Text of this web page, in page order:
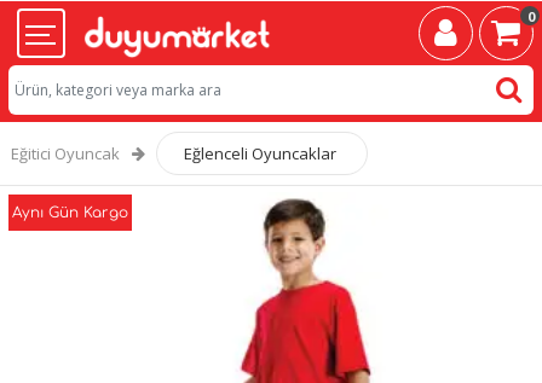
0
Eğitici Oyuncak Eğlenceli Oyuncaklar
Aynı Gün Kargo